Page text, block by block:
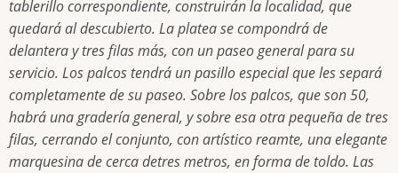
tablerillo correspondiente, construirán la localidad, que
quedará al descubierto. La platea se compondrá de
delantera y tres filas más, con un paseo general para su
servicio. Los palcos tendrá un pasillo especial que les separá
completamente de su paseo. Sobre los palcos, que son 50,
habrá una gradería general, y sobre esa otra pequeña de tres
filas, cerrando el conjunto, con artístico reamte, una elegante
marquesina de cerca detres metros, en forma de toldo. Las